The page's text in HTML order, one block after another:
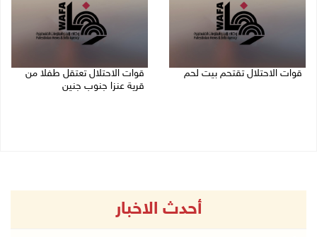
قوات الاحتلال تقتحم بيت لحم
قوات الاحتلال تعتقل طفلا من
قرية عنزا جنوب جنين
أحدث الاخبار